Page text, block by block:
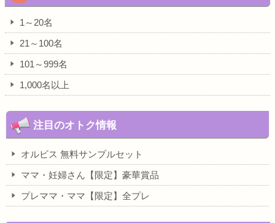
1～20名
21～100名
101～999名
1,000名以上
注目のオトク情報
オルビス 無料サンプルセット
ママ・妊婦さん【限定】豪華賞品
プレママ・ママ【限定】全プレ